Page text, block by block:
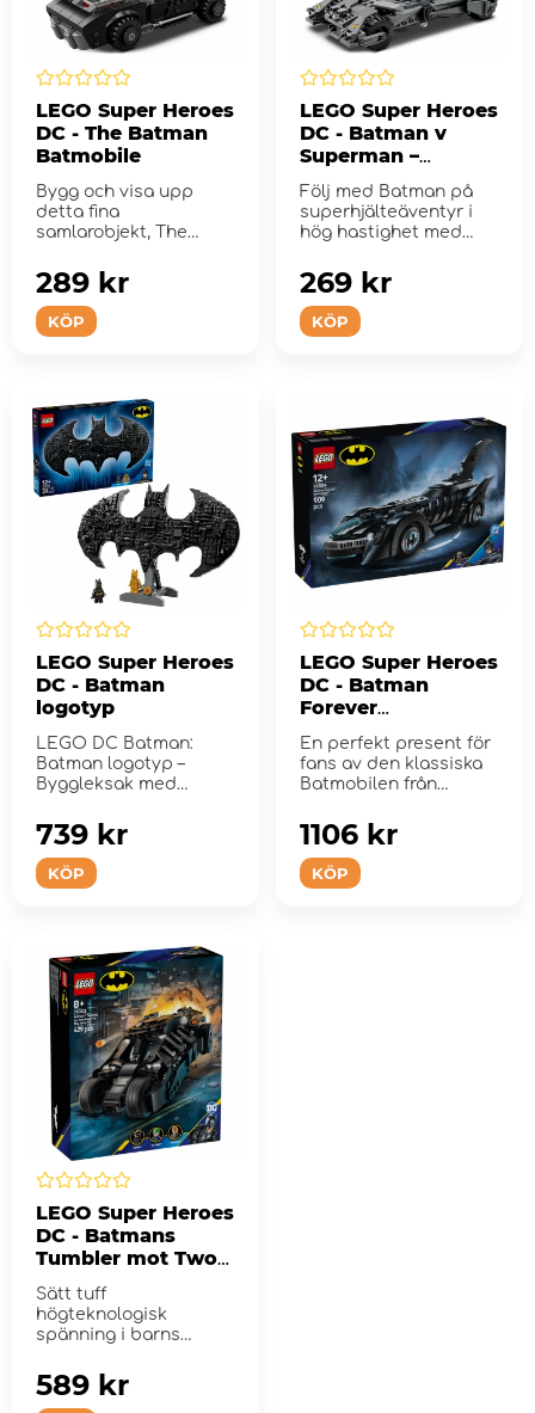
LEGO Super Heroes
DC - The Batman
Batmobile
Bygg och visa upp
detta fina
samlarobjekt, The
(76332), utformad fö...
KÖP
289 kr
LEGO Super Heroes
DC - Batman v
Superman –
Batmobile
Följ med Batman på
superhjälteäventyr i
hög hastighet med
KÖP
269 kr
LEGO Super Heroes
DC - Batman
logotyp
LEGO DC Batman:
Batman logotyp –
Byggleksak med
minifigurer &...
KÖP
739 kr
LEGO Super Heroes
DC - Batman
Forever
En perfekt present för
fans av den klassiska
Batmobilen från
KÖP
1106 kr
LEGO Super Heroes
DC - Batmans
Tumbler mot Two-
Face & Jokern
Sätt tuff
högteknologisk
spänning i barns
589 kr